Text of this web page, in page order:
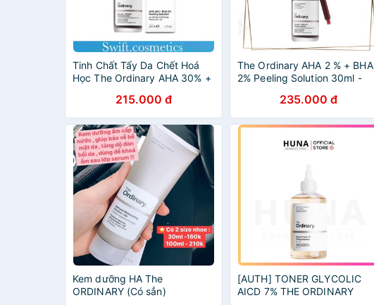
Tinh Chất Tẩy Da Chết Hoá
Học The Ordinary AHA 30% +
Ordinary 30ml215.000 đ
The Ordinary AHA 2 % + BHA
2% Peeling Solution 30ml -
chết sinh học 30ml
235.000 đ
Kem dưỡng HA The
ORDINARY (Có sẳn)
[AUTH] TONER GLYCOLIC
AICD 7% THE ORDINARY